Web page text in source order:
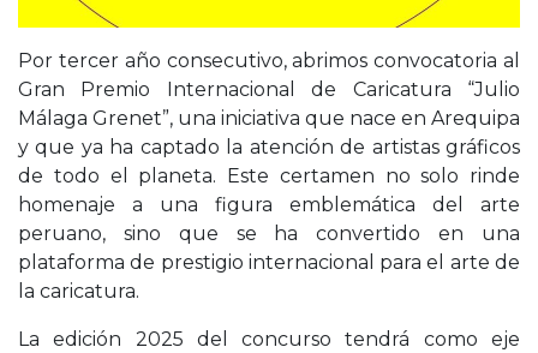
Por tercer año consecutivo, abrimos convocatoria al
Gran Premio Internacional de Caricatura “Julio
Málaga Grenet”, una iniciativa que nace en Arequipa
y que ya ha captado la atención de artistas gráficos
de todo el planeta. Este certamen no solo rinde
homenaje a una figura emblemática del arte
peruano, sino que se ha convertido en una
plataforma de prestigio internacional para el arte de
la caricatura.
La edición 2025 del concurso tendrá como eje